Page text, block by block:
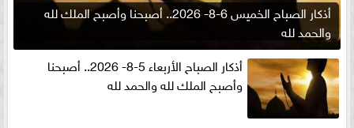
أذكار الصباح الخميس 6-8- 2026.. أصبحنا وأصبح الملك لله
والحمد لله
أذكار الصباح الأربعاء 5-8- 2026.. أصبحنا
وأصبح الملك لله والحمد لله